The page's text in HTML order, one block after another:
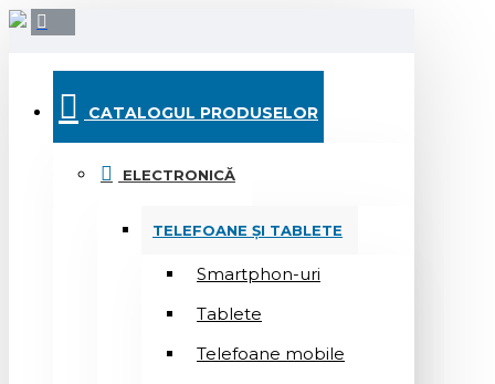
CATALOGUL PRODUSELOR
ELECTRONICĂ
TELEFOANE ȘI TABLETE
Smartphon-uri
Tablete
Telefoane mobile